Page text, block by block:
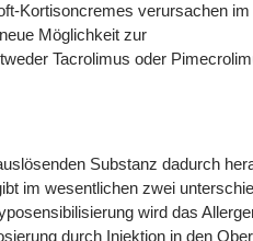
Kortisoncremes verursachen im
Möglichkeit zur
Tacrolimus oder
Substanz dadurch
im wesentlichen zwei
wird das
durch Injektion in den